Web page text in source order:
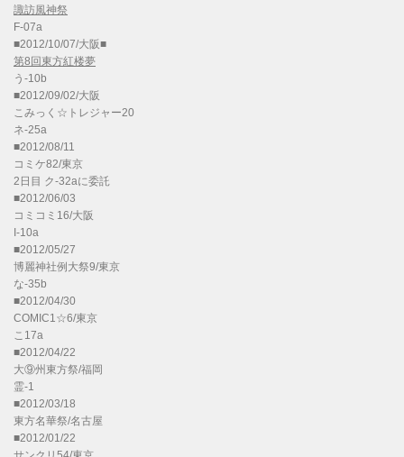
諏訪風神祭
F-07a
■2012/10/07/大阪■
第8回東方紅楼夢
う-10b
■2012/09/02/大阪
こみっく☆トレジャー20
ネ-25a
■2012/08/11
コミケ82/東京
2日目 ク-32aに委託
■2012/06/03
コミコミ16/大阪
I-10a
■2012/05/27
博麗神社例大祭9/東京
な-35b
■2012/04/30
COMIC1☆6/東京
こ17a
■2012/04/22
大⑨州東方祭/福岡
霊-1
■2012/03/18
東方名華祭/名古屋
■2012/01/22